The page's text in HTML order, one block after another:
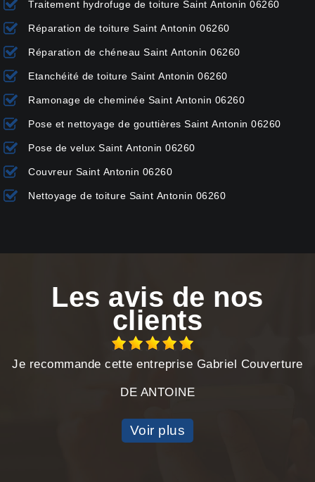
Traitement hydrofuge de toiture Saint Antonin 06260
Réparation de toiture Saint Antonin 06260
Réparation de chéneau Saint Antonin 06260
Etanchéité de toiture Saint Antonin 06260
Ramonage de cheminée Saint Antonin 06260
Pose et nettoyage de gouttières Saint Antonin 06260
Pose de velux Saint Antonin 06260
Couvreur Saint Antonin 06260
Nettoyage de toiture Saint Antonin 06260
Les avis de nos
clients
Je recommande cette entreprise Gabriel Couverture
DE ANTOINE
Voir plus